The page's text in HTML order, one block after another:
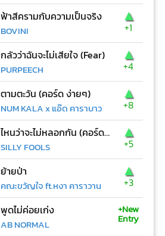
ฟ้าสีครามกับความเป็นจริง
BOVINI
▲
+1
กลัวว่าฉันจะไม่เสียใจ (Fear)
PURPEECH
▲
+4
ตามตะวัน (คอร์ด ง่ายๆ)
NUM KALA x แอ๊ด คาราบาว
▲
+8
ไหนว่าจะไม่หลอกกัน (คอร์ด ง่ายๆ)
SILLY FOOLS
▲
+5
ย้ายป่า
คณะขวัญใจ ft.หงา คาราวาน
▲
+3
พูดไม่ค่อยเก่ง
AB NORMAL
+New
Entry